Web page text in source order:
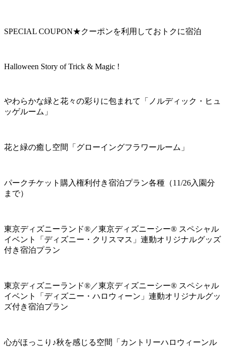
SPECIAL COUPON★クーポンを利用しておトクに宿泊
Halloween Story of Trick & Magic !
やわらかな緑と花々の彩りに包まれて「ノルディック・ヒュ
ッゲルーム」
花と緑の癒し空間「グローイングフラワールーム」
パークチケット購入権利付き宿泊プラン各種（11/26入園分
まで）
東京ディズニーランド®／東京ディズニーシー® スペシャル
イベント「ディズニー・クリスマス」連動オリジナルグッズ
付き宿泊プラン
東京ディズニーランド®／東京ディズニーシー® スペシャル
イベント「ディズニー・ハロウィーン」連動オリジナルグッ
ズ付き宿泊プラン
心がほっこり♪秋を感じる空間「カントリーハロウィーンル